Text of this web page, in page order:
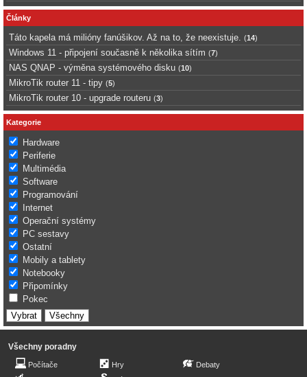
Články
Táto kapela má milióny fanúšikov. Až na to, že neexistuje. (14)
Windows 11 - připojení současně k několika sítím (7)
NAS QNAP - výměna systémového disku (10)
MikroTik router 11 - tipy (5)
MikroTik router 10 - upgrade routeru (3)
Kategorie
Hardware
Periferie
Multimédia
Software
Programování
Internet
Operační systémy
PC sestavy
Ostatní
Mobily a tablety
Notebooky
Připomínky
Pokec
Všechny poradny
Počítače
Hry
Debaty